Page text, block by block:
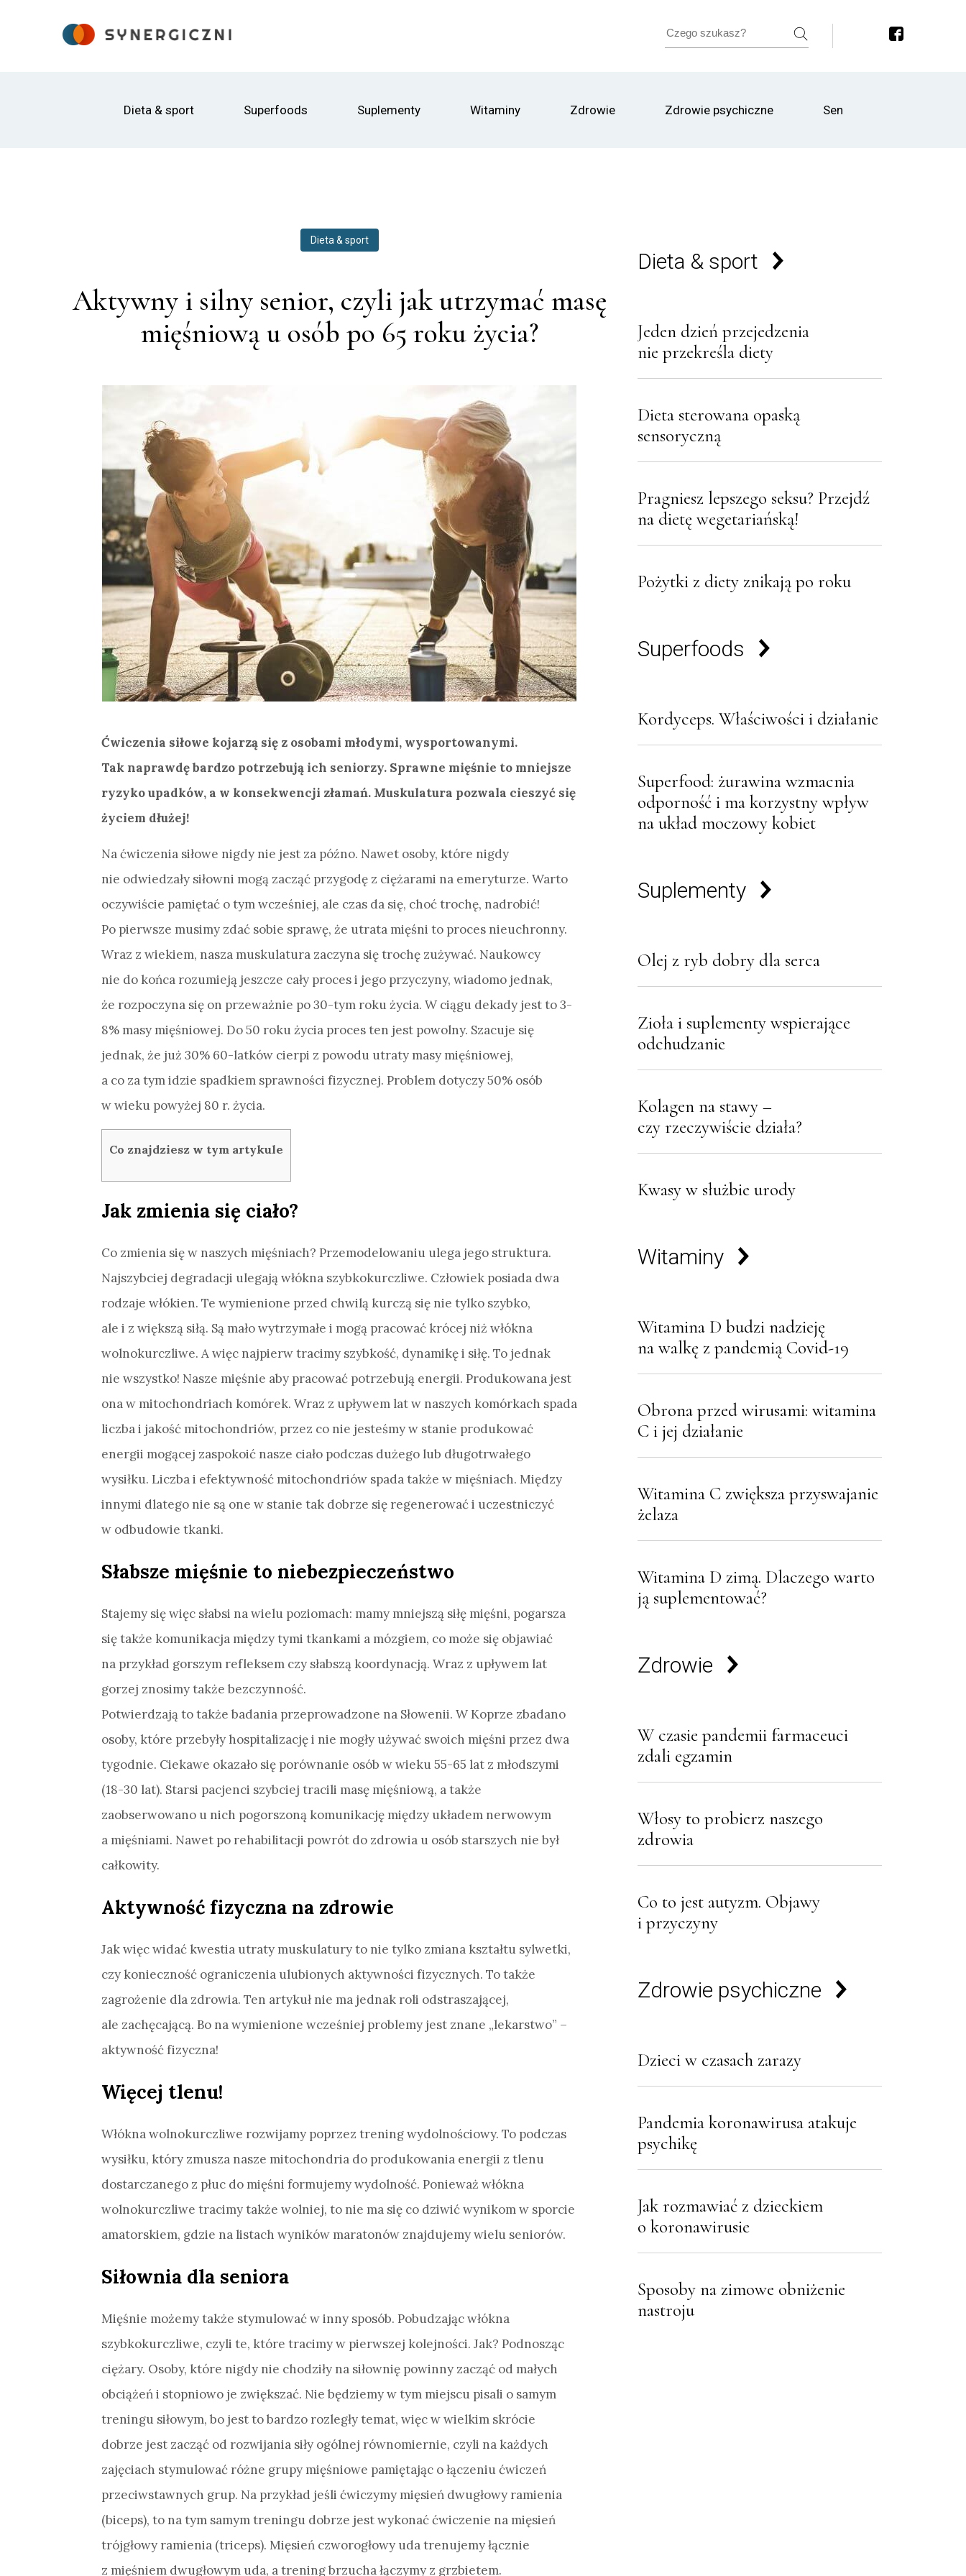
Dieta & sport Superfoods Suplementy Witaminy Zdrowie Zdrowie psychiczne Sen
Dieta & sport
Aktywny i silny senior, czyli jak utrzymać masę
mięśniową u osób po 65 roku życia?
Ćwiczenia siłowe kojarzą się z osobami młodymi, wysportowanymi.
Tak naprawdę bardzo potrzebują ich seniorzy. Sprawne mięśnie to mniejsze
ryzyko upadków, a w konsekwencji złamań. Muskulatura pozwala cieszyć się
życiem dłużej!
Na ćwiczenia siłowe nigdy nie jest za późno. Nawet osoby, które nigdy
nie odwiedzały siłowni mogą zacząć przygodę z ciężarami na emeryturze. Warto
oczywiście pamiętać o tym wcześniej, ale czas da się, choć trochę, nadrobić!
Po pierwsze musimy zdać sobie sprawę, że utrata mięśni to proces nieuchronny.
Wraz z wiekiem, nasza muskulatura zaczyna się trochę zużywać. Naukowcy
nie do końca rozumieją jeszcze cały proces i jego przyczyny, wiadomo jednak,
że rozpoczyna się on przeważnie po 30-tym roku życia. W ciągu dekady jest to 3-
8% masy mięśniowej. Do 50 roku życia proces ten jest powolny. Szacuje się
jednak, że już 30% 60-latków cierpi z powodu utraty masy mięśniowej,
a co za tym idzie spadkiem sprawności fizycznej. Problem dotyczy 50% osób
w wieku powyżej 80 r. życia.
Co znajdziesz w tym artykule
Jak zmienia się ciało?
Co zmienia się w naszych mięśniach? Przemodelowaniu ulega jego struktura.
Najszybciej degradacji ulegają włókna szybkokurczliwe. Człowiek posiada dwa
rodzaje włókien. Te wymienione przed chwilą kurczą się nie tylko szybko,
ale i z większą siłą. Są mało wytrzymałe i mogą pracować krócej niż włókna
wolnokurczliwe. A więc najpierw tracimy szybkość, dynamikę i siłę. To jednak
nie wszystko! Nasze mięśnie aby pracować potrzebują energii. Produkowana jest
ona w mitochondriach komórek. Wraz z upływem lat w naszych komórkach spada
liczba i jakość mitochondriów, przez co nie jesteśmy w stanie produkować
energii mogącej zaspokoić nasze ciało podczas dużego lub długotrwałego
wysiłku. Liczba i efektywność mitochondriów spada także w mięśniach. Między
innymi dlatego nie są one w stanie tak dobrze się regenerować i uczestniczyć
w odbudowie tkanki.
Słabsze mięśnie to niebezpieczeństwo
Stajemy się więc słabsi na wielu poziomach: mamy mniejszą siłę mięśni, pogarsza
się także komunikacja między tymi tkankami a mózgiem, co może się objawiać
na przykład gorszym refleksem czy słabszą koordynacją. Wraz z upływem lat
gorzej znosimy także bezczynność.
Potwierdzają to także badania przeprowadzone na Słowenii. W Koprze zbadano
osoby, które przebyły hospitalizację i nie mogły używać swoich mięśni przez dwa
tygodnie. Ciekawe okazało się porównanie osób w wieku 55-65 lat z młodszymi
(18-30 lat). Starsi pacjenci szybciej tracili masę mięśniową, a także
zaobserwowano u nich pogorszoną komunikację między układem nerwowym
a mięśniami. Nawet po rehabilitacji powrót do zdrowia u osób starszych nie był
całkowity.
Aktywność fizyczna na zdrowie
Jak więc widać kwestia utraty muskulatury to nie tylko zmiana kształtu sylwetki,
czy konieczność ograniczenia ulubionych aktywności fizycznych. To także
zagrożenie dla zdrowia. Ten artykuł nie ma jednak roli odstraszającej,
ale zachęcającą. Bo na wymienione wcześniej problemy jest znane „lekarstwo” –
aktywność fizyczna!
Więcej tlenu!
Włókna wolnokurczliwe rozwijamy poprzez trening wydolnościowy. To podczas
wysiłku, który zmusza nasze mitochondria do produkowania energii z tlenu
dostarczanego z płuc do mięśni formujemy wydolność. Ponieważ włókna
wolnokurczliwe tracimy także wolniej, to nie ma się co dziwić wynikom w sporcie
amatorskiem, gdzie na listach wyników maratonów znajdujemy wielu seniorów.
Siłownia dla seniora
Mięśnie możemy także stymulować w inny sposób. Pobudzając włókna
szybkokurczliwe, czyli te, które tracimy w pierwszej kolejności. Jak? Podnosząc
ciężary. Osoby, które nigdy nie chodziły na siłownię powinny zacząć od małych
obciążeń i stopniowo je zwiększać. Nie będziemy w tym miejscu pisali o samym
treningu siłowym, bo jest to bardzo rozległy temat, więc w wielkim skrócie
dobrze jest zacząć od rozwijania siły ogólnej równomiernie, czyli na każdych
zajęciach stymulować różne grupy mięśniowe pamiętając o łączeniu ćwiczeń
przeciwstawnych grup. Na przykład jeśli ćwiczymy mięsień dwugłowy ramienia
(biceps), to na tym samym treningu dobrze jest wykonać ćwiczenie na mięsień
trójgłowy ramienia (triceps). Mięsień czworogłowy uda trenujemy łącznie
z mięśniem dwugłowym uda, a trening brzucha łączymy z grzbietem.
Dieta & sport
Jeden dzień przejedzenia
nie przekreśla diety
Dieta sterowana opaską
sensoryczną
Pragniesz lepszego seksu? Przejdź
na dietę wegetariańską!
Pożytki z diety znikają po roku
Superfoods
Kordyceps. Właściwości i działanie
Superfood: żurawina wzmacnia
odporność i ma korzystny wpływ
na układ moczowy kobiet
Suplementy
Olej z ryb dobry dla serca
Zioła i suplementy wspierające
odchudzanie
Kolagen na stawy –
czy rzeczywiście działa?
Kwasy w służbie urody
Witaminy
Witamina D budzi nadzieję
na walkę z pandemią Covid-19
Obrona przed wirusami: witamina
C i jej działanie
Witamina C zwiększa przyswajanie
żelaza
Witamina D zimą. Dlaczego warto
ją suplementować?
Zdrowie
W czasie pandemii farmaceuci
zdali egzamin
Włosy to probierz naszego
zdrowia
Co to jest autyzm. Objawy
i przyczyny
Zdrowie psychiczne
Dzieci w czasach zarazy
Pandemia koronawirusa atakuje
psychikę
Jak rozmawiać z dzieckiem
o koronawirusie
Sposoby na zimowe obniżenie
nastroju